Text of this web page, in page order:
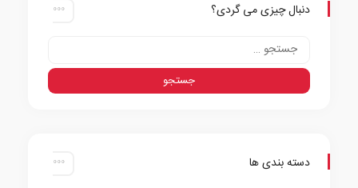
دنبال چیزی می گردی؟
دسته بندی ها